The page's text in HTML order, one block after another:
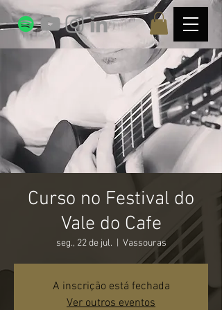
Curso no Festival do
Vale do Cafe
seg., 22 de jul.
  |
Vassouras
A inscrição está fechada
Ver outros eventos